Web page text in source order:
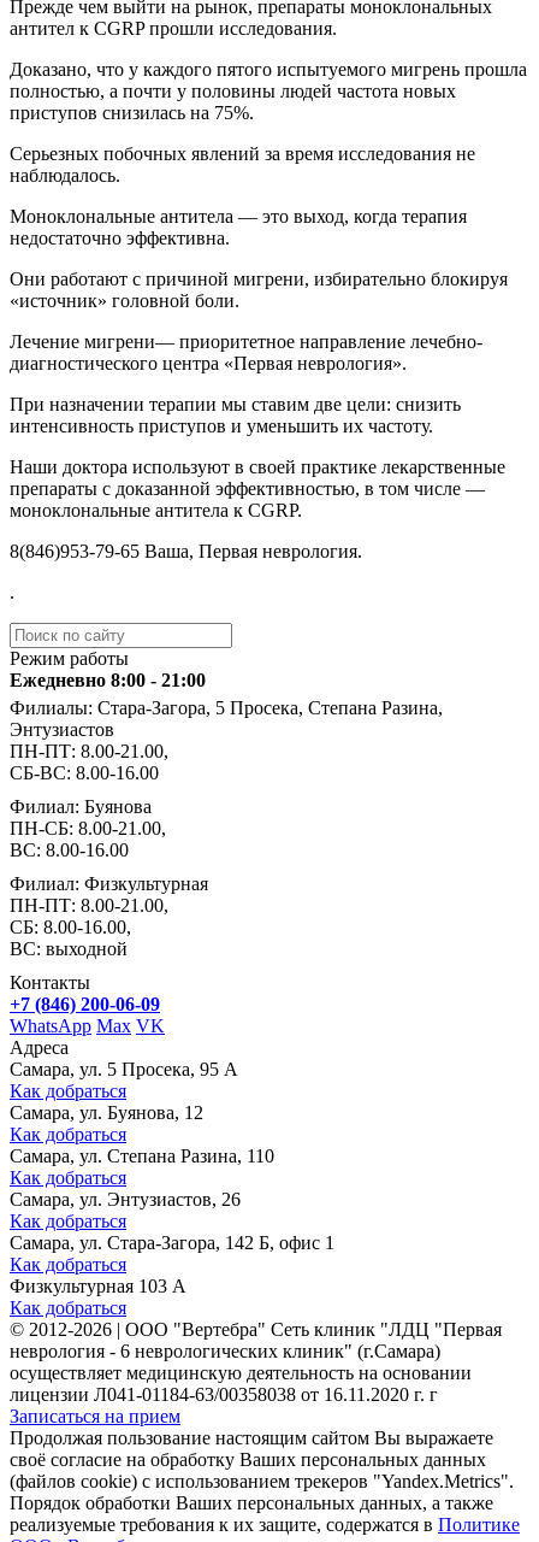
Прежде чем выйти на рынок, препараты моноклональных
антител к CGRP прошли исследования.
Доказано, что у каждого пятого испытуемого мигрень прошла
полностью, а почти у половины людей частота новых
приступов снизилась на 75%.
Серьезных побочных явлений за время исследования не
наблюдалось.
Моноклональные антитела — это выход, когда терапия
недостаточно эффективна.
Они работают с причиной мигрени, избирательно блокируя
«источник» головной боли.
Лечение мигрени— приоритетное направление лечебно-
диагностического центра «Первая неврология».
При назначении терапии мы ставим две цели: снизить
интенсивность приступов и уменьшить их частоту.
Наши доктора используют в своей практике лекарственные
препараты с доказанной эффективностью, в том числе —
моноклональные антитела к CGRP.
️8(846)953-79-65 Ваша, Первая неврология.
.
Режим работы
Ежедневно 8:00 - 21:00
Филиалы: Стара-Загора, 5 Просека, Степана Разина,
Энтузиастов
ПН-ПТ: 8.00-21.00,
СБ-ВС: 8.00-16.00
Филиал: Буянова
ПН-СБ: 8.00-21.00,
ВС: 8.00-16.00
Филиал: Физкультурная
ПН-ПТ: 8.00-21.00,
СБ: 8.00-16.00,
ВС: выходной
Контакты
+7 (846) 200-06-09
WhatsApp Max VK
Адреса
Самара, ул. 5 Просека, 95 А
Как добраться
Самара, ул. Буянова, 12
Как добраться
Самара, ул. Степана Разина, 110
Как добраться
Самара, ул. Энтузиастов, 26
Как добраться
Самара, ул. Стара-Загора, 142 Б, офис 1
Как добраться
Физкультурная 103 А
Как добраться
© 2012-2026 | ООО "Вертебра" Сеть клиник "ЛДЦ "Первая
неврология - 6 неврологических клиник" (г.Самара)
осуществляет медицинскую деятельность на основании
лицензии Л041-01184-63/00358038 от 16.11.2020 г. г
Записаться на прием
Продолжая пользование настоящим сайтом Вы выражаете
своё согласие на обработку Ваших персональных данных
(файлов cookie) с использованием трекеров "Yandex.Metrics".
Порядок обработки Ваших персональных данных, а также
реализуемые требования к их защите, содержатся в Политике